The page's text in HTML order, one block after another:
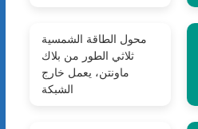
محول الطاقة الشمسية
ثلاثي الطور من بلاك
ماونتن، يعمل خارج
الشبكة